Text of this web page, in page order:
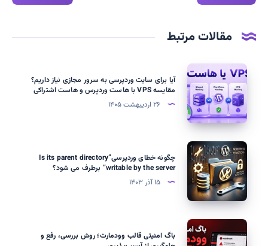
مقالات مرتبط
آیا
برای
سایت
وردپرسی
به
سرور
مجازی
نیاز
داریم؟
مقایسه
VPS
با
آیا برای سایت وردپرسی به سرور مجازی نیاز داریم؟
مقایسه VPS با هاست وردپرس و هاست اشتراکی
۲۶ اردیبهشت ۱۴۰۵
چگونه
خطای
وردپرسی”Is
its
parent
directory
writable
چگونه خطای وردپرسی”Is its parent directory
writable by the server” برطرف می شود؟
۱۵ آذر ۱۴۰۳
باگ
امنیتی
باگ امنیتی قالب وودمارت؛ روش بررسی، رفع و